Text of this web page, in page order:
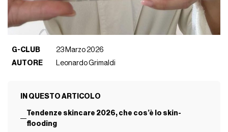
G-CLUB
23 Marzo 2026
AUTORE
Leonardo Grimaldi
IN QUESTO ARTICOLO
Tendenze skincare 2026, che cos’è lo skin-
flooding